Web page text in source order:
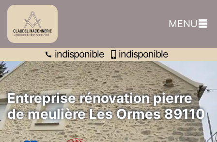
MENU
indisponible indisponible
Entreprise rénovation pierre
de meulière Les Ormes 89110